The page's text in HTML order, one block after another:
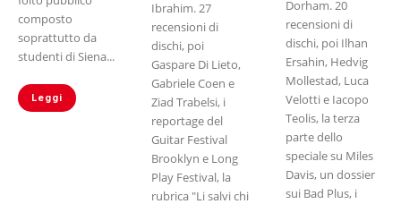
composto
soprattutto da
studenti di Siena...
Leggi
Ibrahim. 27
recensioni di
dischi, poi
Gaspare Di Lieto,
Gabriele Coen e
Ziad Trabelsi, i
reportage del
Guitar Festival
Brooklyn e Long
Play Festival, la
rubrica "Li salvi chi
Dorham. 20
recensioni di
dischi, poi Ilhan
Ersahin, Hedvig
Mollestad, Luca
Velotti e Iacopo
Teolis, la terza
parte dello
speciale su Miles
Davis, un dossier
sui Bad Plus, i